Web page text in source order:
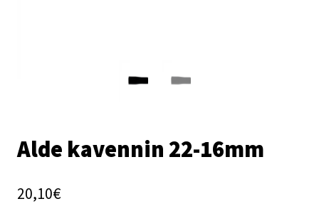
Alde kavennin 22-16mm
20,10€